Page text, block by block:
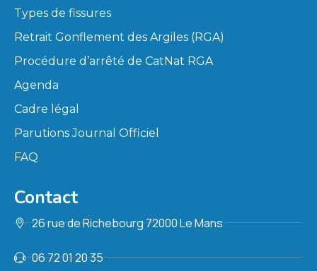
Types de fissures
Retrait Gonflement des Argiles (RGA)
Procédure d’arrêté de CatNat RGA
Agenda
Cadre légal
Parutions Journal Officiel
FAQ
Contact
26 rue de Richebourg 72000 Le Mans
06 72 01 20 35